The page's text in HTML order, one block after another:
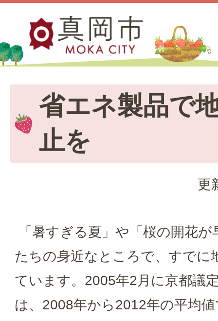
省エネ製品で
止を
更
「暑すぎる夏」や「桜の開花
たちの身近なところで、すでに
ています。2005年2月に京都議
は、2008年から2012年の平均